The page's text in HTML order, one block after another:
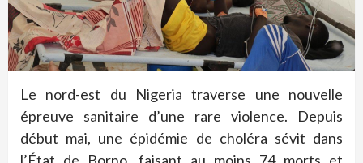
Le nord-est du Nigeria traverse une nouvelle
épreuve sanitaire d’une rare violence. Depuis
début mai, une épidémie de choléra sévit dans